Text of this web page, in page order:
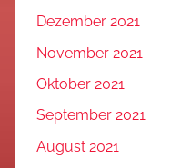
Dezember 2021
November 2021
Oktober 2021
September 2021
August 2021